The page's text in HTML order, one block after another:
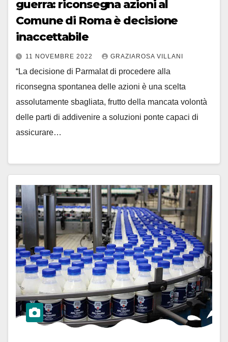
guerra: riconsegna azioni al
Comune di Roma è decisione
inaccettabile
11 NOVEMBRE 2022 GRAZIAROSA VILLANI
“La decisione di Parmalat di procedere alla
riconsegna spontanea delle azioni è una scelta
assolutamente sbagliata, frutto della mancata volontà
delle parti di addivenire a soluzioni ponte capaci di
assicurare…